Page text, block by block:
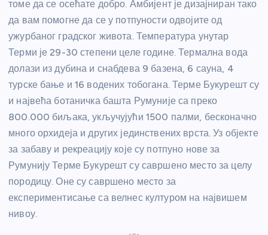
томе да се осећате добро. Амбијент је дизајниран тако
да вам помогне да се у потпуности одвојите од
ужурбаног градског живота. Температура унутар
Терми је 29-30 степени целе године. Термална вода
долази из дубина и снабдева 9 базена, 6 сауна, 4
турске бање и 16 водених тобогана. Терме Букурешт су
и највећа ботаничка башта Румуније са преко
800.000 биљака, укључујући 1500 палми, бесконачно
много орхидеја и других јединствених врста. Уз објекте
за забаву и рекреацију које су потпуно нове за
Румунију Терме Букурешт су савршено место за целу
породицу. Оне су савршено место за
експериментисање са велнес културом на највишем
нивоу.